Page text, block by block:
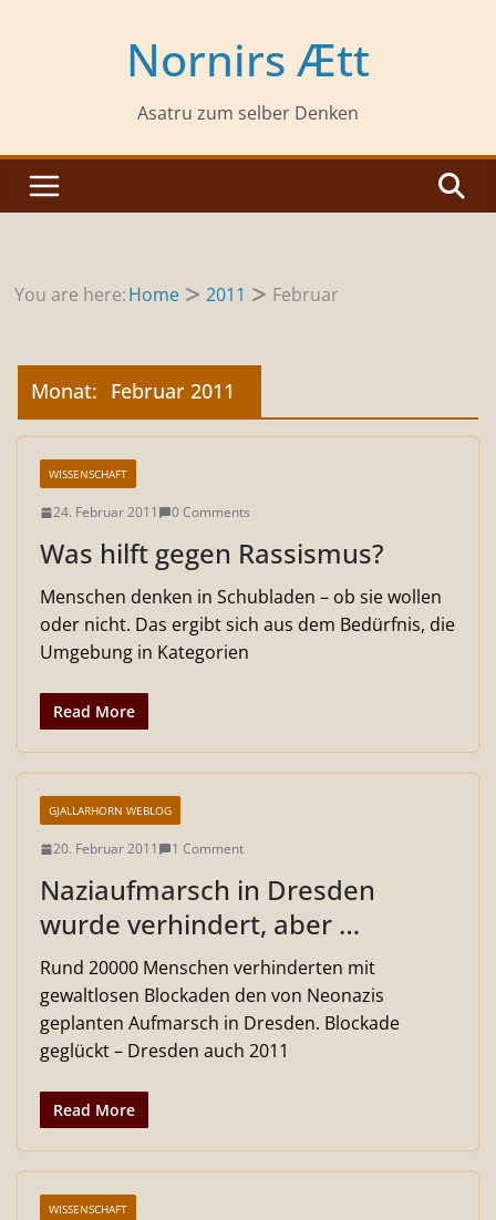
Nornirs Ætt
Asatru zum selber Denken
You are here:Home 2011 Februar
Monat: Februar 2011
WISSENSCHAFT
24. Februar 2011 0 Comments
Was hilft gegen Rassismus?
Menschen denken in Schubladen – ob sie wollen
oder nicht. Das ergibt sich aus dem Bedürfnis, die
Umgebung in Kategorien
Read More
GJALLARHORN WEBLOG
20. Februar 2011 1 Comment
Naziaufmarsch in Dresden
wurde verhindert, aber …
Rund 20000 Menschen verhinderten mit
gewaltlosen Blockaden den von Neonazis
geplanten Aufmarsch in Dresden. Blockade
geglückt – Dresden auch 2011
Read More
WISSENSCHAFT